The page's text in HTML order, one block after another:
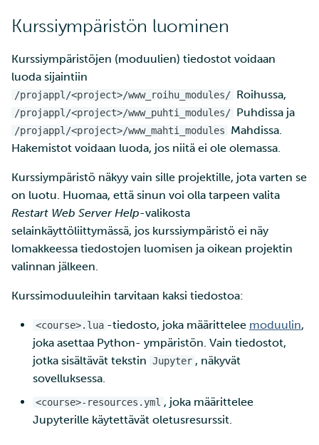
tarkastelu
Laskutus
Monivaiheinen
tunnistautuminen
Vahva tunnistautuminen
FMI
ja IDAn välillä Puhtin
Kurssiympäristön luominen
Kurssiympäristöjen (moduulien) tiedostot voidaan
luoda sijaintiin
/projappl/<project>/www_roihu_modules/ Roihussa,
/projappl/<project>/www_puhti_modules/ Puhdissa ja
/projappl/<project>/www_mahti_modules
Mahdissa.
Hakemistot voidaan luoda, jos niitä ei ole olemassa.
Kurssiympäristö näkyy vain sille projektille, jota varten se
on luotu. Huomaa, että sinun voi olla tarpeen valita
Restart Web Server Help-valikosta
selainkäyttöliittymässä, jos kurssiympäristö ei näy
lomakkeessa tiedostojen luomisen ja oikean projektin
valinnan jälkeen.
Kurssimoduuleihin tarvitaan kaksi tiedostoa:
<course>.lua -tiedosto, joka määrittelee moduulin,
joka asettaa Python- ympäristön. Vain tiedostot,
jotka sisältävät tekstin Jupyter , näkyvät
sovelluksessa.
<course>-resources.yml , joka määrittelee
Jupyterille käytettävät oletusresurssit.